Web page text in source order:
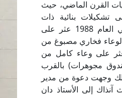
القرن الماضي، حيث
بنائية ذات
طبيعة دفنية، وفي العام 1988 عثر على
فخاري مصبوغ من
على وعاء كامل من
مجوهرات) بالقرب
بعد ذلك وجهت دعوة من مدير
آنذاك إلى الأستاذ دان